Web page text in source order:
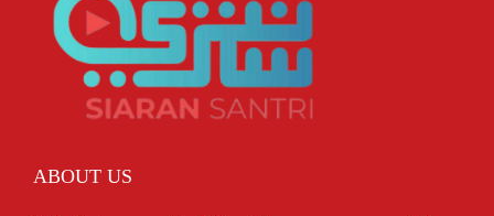
ABOUT US